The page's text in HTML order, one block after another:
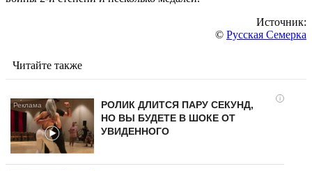
Источник:
© Русская Семерка
Читайте также
i
РОЛИК ДЛИТСЯ ПАРУ СЕКУНД,
НО ВЫ БУДЕТЕ В ШОКЕ ОТ
УВИДЕННОГО